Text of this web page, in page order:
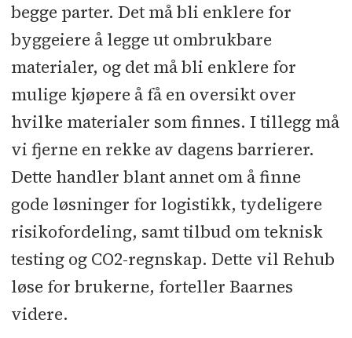
begge parter. Det må bli enklere for
byggeiere å legge ut ombrukbare
materialer, og det må bli enklere for
mulige kjøpere å få en oversikt over
hvilke materialer som finnes. I tillegg må
vi fjerne en rekke av dagens barrierer.
Dette handler blant annet om å finne
gode løsninger for logistikk, tydeligere
risikofordeling, samt tilbud om teknisk
testing og CO2-regnskap. Dette vil Rehub
løse for brukerne, forteller Baarnes
videre.